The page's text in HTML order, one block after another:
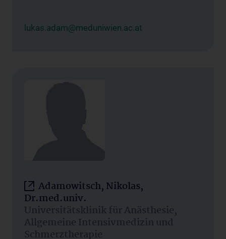
lukas.adam@meduniwien.ac.at
Adamowitsch, Nikolas,
Dr.med.univ.
Universitätsklinik für Anästhesie,
Allgemeine Intensivmedizin und
Schmerztherapie